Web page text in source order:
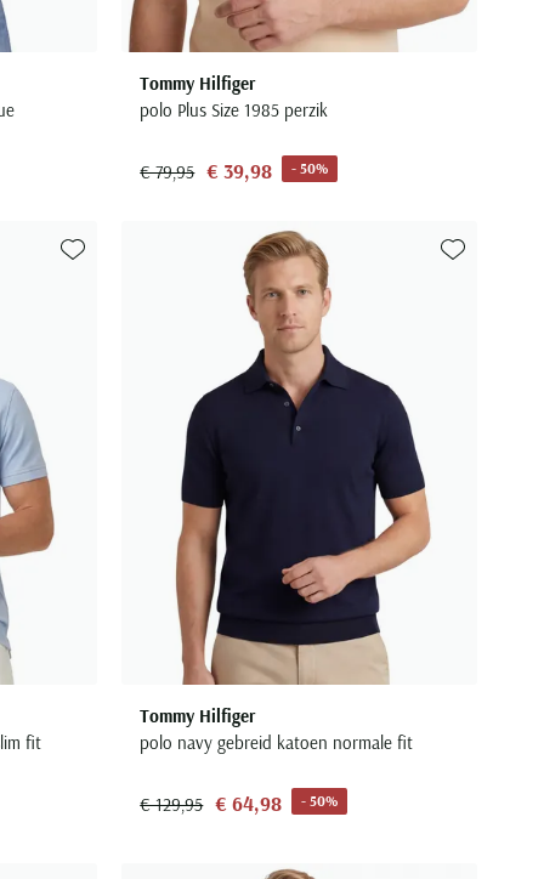
Tommy Hilfiger
polo Plus Size 1985 perzik
€ 79,95 € 39,98 - 50%
fit
Toevoegen aan favorieten
Tommy Hilfiger
polo navy gebreid katoen normale fit
€ 129,95 € 64,98 - 50%